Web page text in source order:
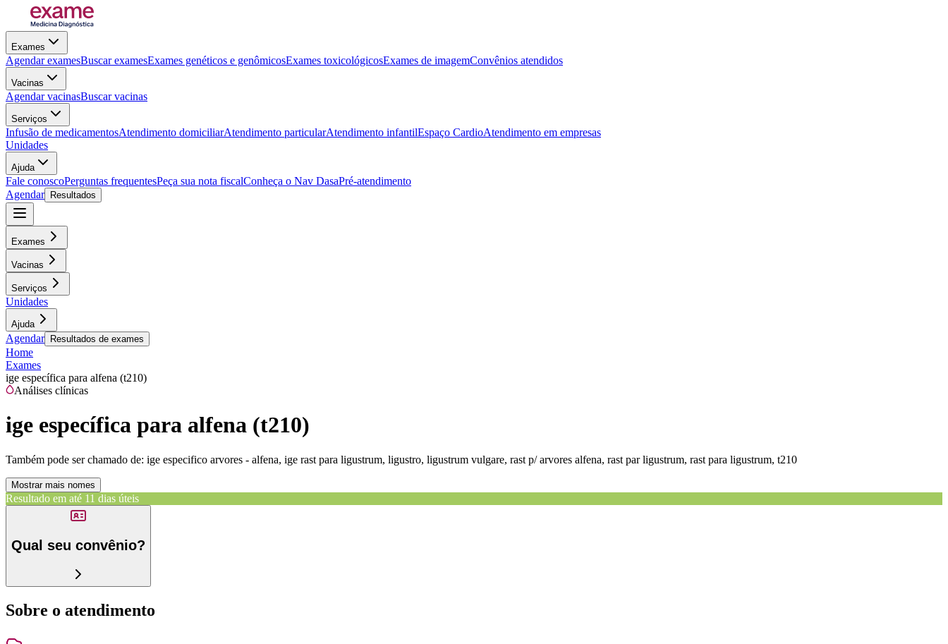
Exames
Agendar examesBuscar examesExames genéticos e genômicosExames toxicológicosExames de imagemConvênios atendidos
Vacinas
Agendar vacinasBuscar vacinas
Serviços
Infusão de medicamentosAtendimento domiciliarAtendimento particularAtendimento infantilEspaço CardioAtendimento em empresas
Unidades
Ajuda
Fale conoscoPerguntas frequentesPeça sua nota fiscalConheça o Nav DasaPré-atendimento
Agendar
Resultados
Exames
Vacinas
Serviços
Unidades
Ajuda
Agendar Resultados de exames
Home
Exames
ige específica para alfena (t210)
Análises clínicas
ige específica para alfena (t210)
Também pode ser chamado de: ige especifico arvores - alfena, ige rast para ligustrum, ligustro, ligustrum vulgare, rast p/ arvores alfena, rast par ligustrum, rast para ligustrum, t210
Mostrar mais nomes
Resultado em até 11 dias úteis
Qual seu convênio?
Sobre o atendimento